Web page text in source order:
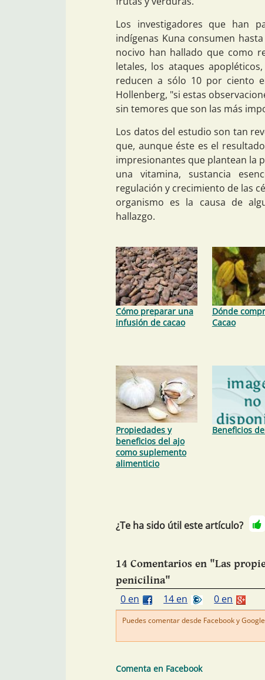
Los investigadores que han
indígenas Kuna consumen
nocivo han hallado que como
letales, los ataques
reducen a sólo 10 por ciento
Hollenberg, "si estas
sin temores que son las más
Los datos del estudio son tan
que, aunque éste es el
impresionantes que plantean la
una vitamina, sustancia
regulación y crecimiento de las
organismo es la causa de
hallazgo.
Cómo preparar una
infusión de cacao
Dónde
Cacao
Propiedades y
beneficios del ajo
como suplemento
alimenticio
Beneficios
¿Te ha sido útil este artículo?
14 Comentarios en "Las
penicilina"
0 en
14 en 0 en
Puedes comentar desde Facebook y
Comenta en Facebook